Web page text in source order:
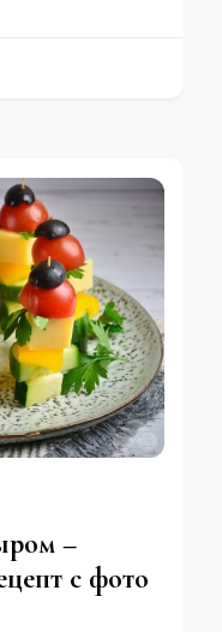
–
с фото